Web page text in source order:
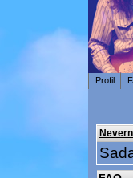
Profil